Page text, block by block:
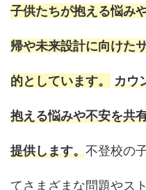
子供たちが抱える悩み
帰や未来設計に向けた
的としています。 カウ
抱える悩みや不安を共
提供します。不登校の
てさまざまな問題やス